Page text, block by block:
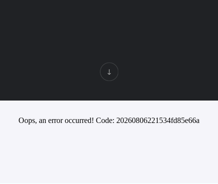
Oops, an error occurred! Code: 20260806221534fd85e66a